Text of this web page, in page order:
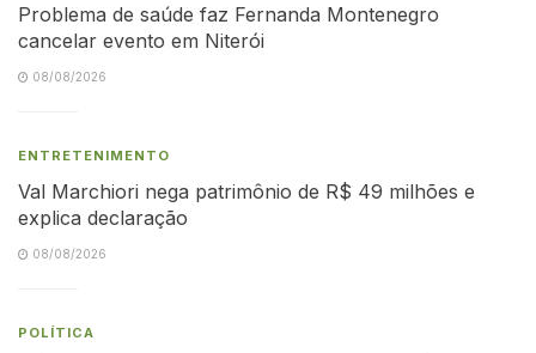
Problema de saúde faz Fernanda Montenegro
cancelar evento em Niterói
08/08/2026
ENTRETENIMENTO
Val Marchiori nega patrimônio de R$ 49 milhões e
explica declaração
08/08/2026
POLÍTICA